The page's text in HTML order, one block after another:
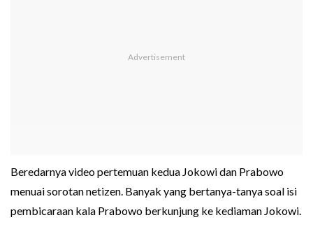
Beredarnya video pertemuan kedua Jokowi dan Prabowo
menuai sorotan netizen. Banyak yang bertanya-tanya soal isi
pembicaraan kala Prabowo berkunjung ke kediaman Jokowi.